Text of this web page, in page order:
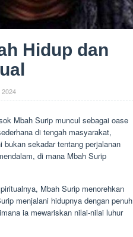
Hidup dan
Mbah Surip muncul sebagai oase
di tengah masyarakat,
sekadar tentang perjalanan
di mana Mbah Surip
Mbah Surip menorehkan
menjalani hidupnya dengan penuh
ia mewariskan nilai-nilai luhur